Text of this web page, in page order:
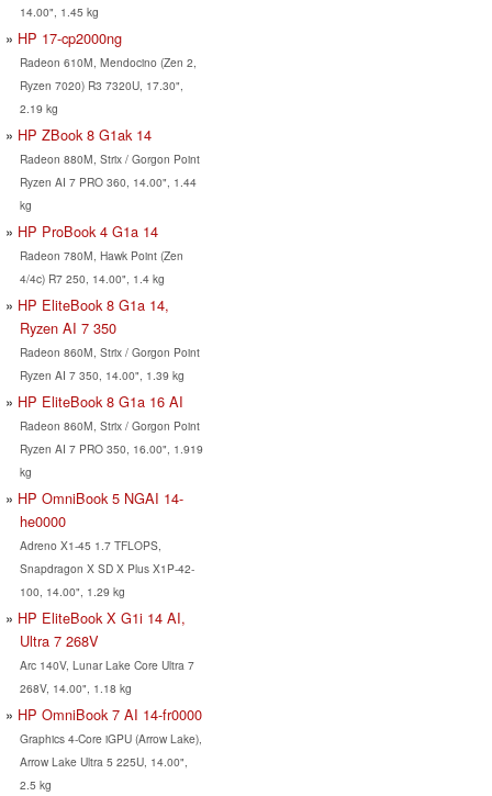
14.00", 1.45 kg
HP 17-cp2000ng
Radeon 610M, Mendocino (Zen 2,
Ryzen 7020) R3 7320U, 17.30",
2.19 kg
HP ZBook 8 G1ak 14
Radeon 880M, Strix / Gorgon Point
Ryzen AI 7 PRO 360, 14.00", 1.44
kg
HP ProBook 4 G1a 14
Radeon 780M, Hawk Point (Zen
4/4c) R7 250, 14.00", 1.4 kg
HP EliteBook 8 G1a 14,
Ryzen AI 7 350
Radeon 860M, Strix / Gorgon Point
Ryzen AI 7 350, 14.00", 1.39 kg
HP EliteBook 8 G1a 16 AI
Radeon 860M, Strix / Gorgon Point
Ryzen AI 7 PRO 350, 16.00", 1.919
kg
HP OmniBook 5 NGAI 14-
he0000
Adreno X1-45 1.7 TFLOPS,
Snapdragon X SD X Plus X1P-42-
100, 14.00", 1.29 kg
HP EliteBook X G1i 14 AI,
Ultra 7 268V
Arc 140V, Lunar Lake Core Ultra 7
268V, 14.00", 1.18 kg
HP OmniBook 7 AI 14-fr0000
Graphics 4-Core iGPU (Arrow Lake),
Arrow Lake Ultra 5 225U, 14.00",
2.5 kg